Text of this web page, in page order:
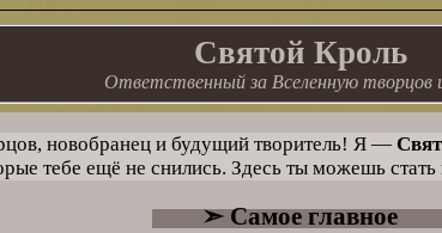
Святой Кроль
Ответственный за Вселенную творцов
новобранец и будущий творитель! Я —
тебе ещё не снились. Здесь ты можешь
➣ Самое главное